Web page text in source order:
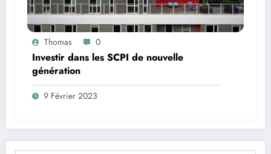
Thomas 0
Investir dans les SCPI de nouvelle
génération
9 Février 2023